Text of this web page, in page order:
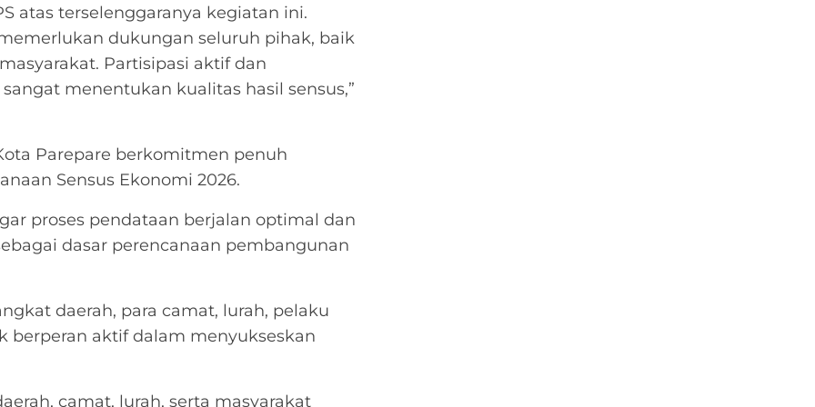
atas terselenggaranya kegiatan ini.
dukungan seluruh pihak, baik
Partisipasi aktif dan
menentukan kualitas hasil sensus,”
Parepare berkomitmen penuh
Sensus Ekonomi 2026.
proses pendataan berjalan optimal dan
dasar perencanaan pembangunan
daerah, para camat, lurah, pelaku
berperan aktif dalam menyukseskan
camat, lurah, serta masyarakat